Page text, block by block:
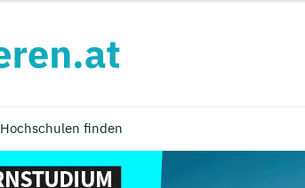
Hochschulen finden